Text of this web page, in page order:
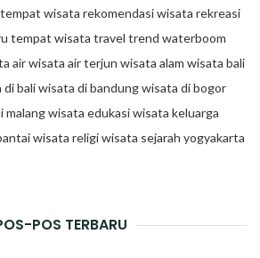
wisata rekomendasi wisata rekreasi
tempat wisata travel trend waterboom
airwisata air terjun wisata alam wisata bali
di baliwisata di bandungwisata di bogor
malangwisata edukasiwisata keluarga
wisata religiwisata sejarah yogyakarta
POS TERBARU